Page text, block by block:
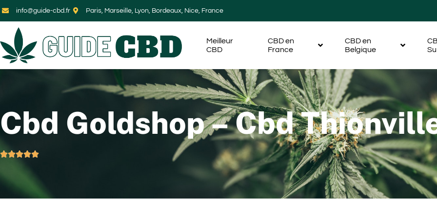
info@guide-cbd.fr Paris, Marseille, Lyon, Bordeaux, Nice, France
Meilleur
CBD
CBD en
France
CBD en
Belgique
Cbd Goldshop – Cbd
